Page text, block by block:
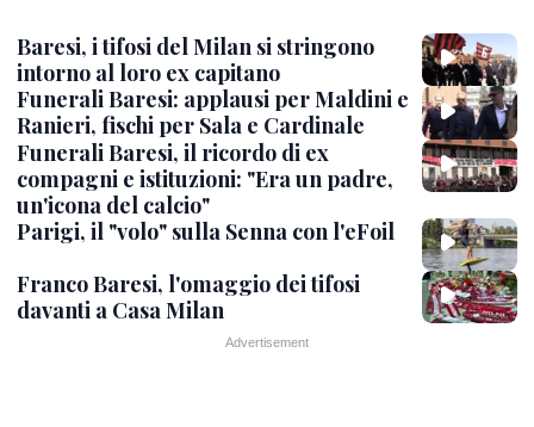
Baresi, i tifosi del Milan si stringono
intorno al loro ex capitano
Funerali Baresi: applausi per Maldini e
Ranieri, fischi per Sala e Cardinale
Funerali Baresi, il ricordo di ex
compagni e istituzioni: "Era un padre,
un'icona del calcio"
Parigi, il "volo" sulla Senna con l'eFoil
Franco Baresi, l'omaggio dei tifosi
davanti a Casa Milan